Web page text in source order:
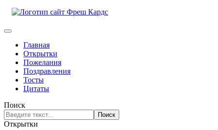
Главная
Открытки
Пожелания
Поздравления
Тосты
Цитаты
Поиск
Поиск
Открытки